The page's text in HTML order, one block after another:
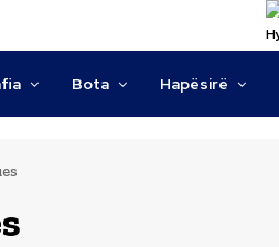
Bota Hapësirë